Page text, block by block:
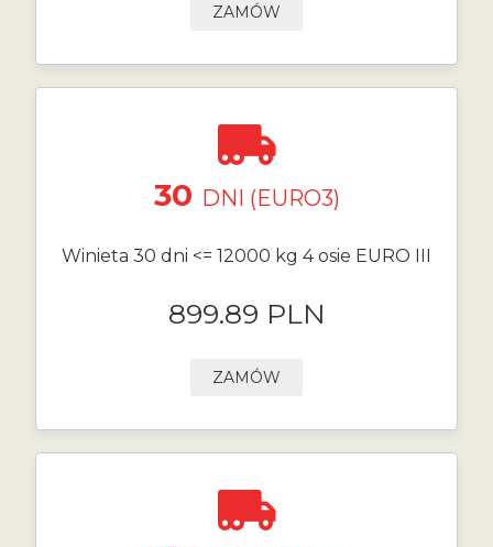
ZAMÓW
30 DNI (EURO3)
Winieta 30 dni <= 12000 kg 4 osie EURO III
899.89 PLN
ZAMÓW